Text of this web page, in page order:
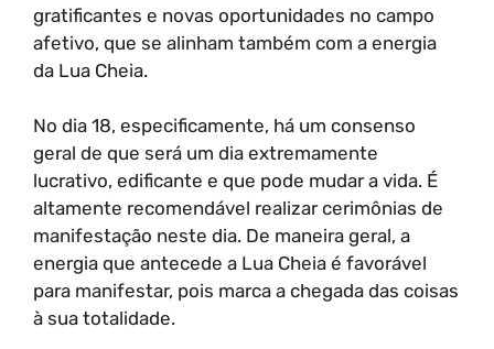
gratificantes e novas oportunidades no campo
afetivo, que se alinham também com a energia
da Lua Cheia.
No dia 18, especificamente, há um consenso
geral de que será um dia extremamente
lucrativo, edificante e que pode mudar a vida. É
altamente recomendável realizar cerimônias de
manifestação neste dia. De maneira geral, a
energia que antecede a Lua Cheia é favorável
para manifestar, pois marca a chegada das coisas
à sua totalidade.